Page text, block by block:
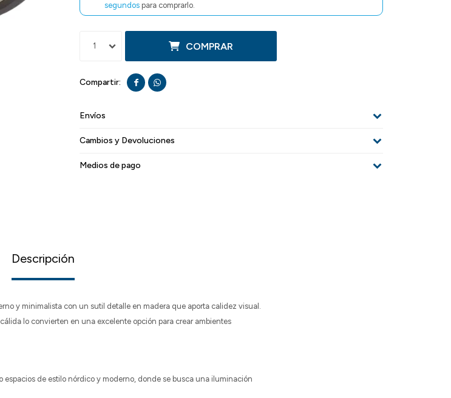
segundos para comprarlo.
1 COMPRAR
 
Envíos
Cambios y Devoluciones
Medios de pago
Descripción
y minimalista con un sutil detalle en madera que aporta calidez visual.
lo convierten en una excelente opción para crear ambientes
espacios de estilo nórdico y moderno, donde se busca una iluminación